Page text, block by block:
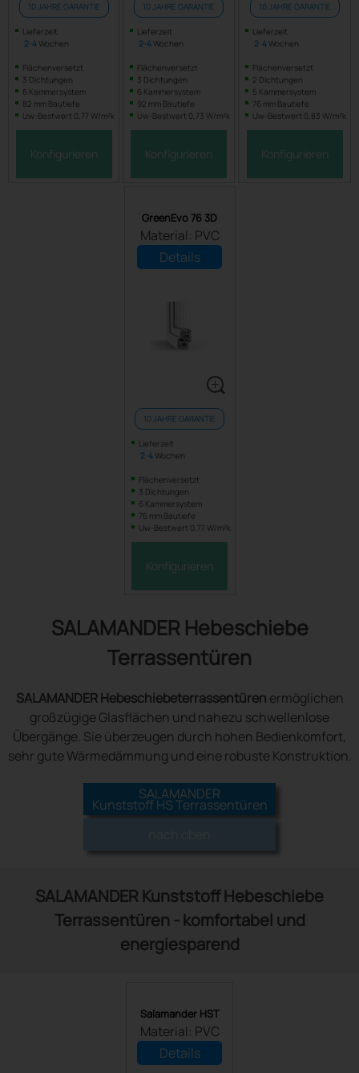
10 JAHRE GARANTIE
Lieferzeit
2 4Wochen
Flächenversetzt
3 Dichtungen
6 Kammersystem
82 mm Bautiefe
Uw-Bestwert 0,77 W/m²k
Konfigurieren
10 JAHRE GARANTIE
Lieferzeit
2 4Wochen
Flächenversetzt
3 Dichtungen
6 Kammersystem
92 mm Bautiefe
Uw-Bestwert 0,73 W/m²k
Konfigurieren
10 JAHRE GARANTIE
Lieferzeit
2 4Wochen
Flächenversetzt
2 Dichtungen
5 Kammersystem
76 mm Bautiefe
Uw-Bestwert 0,83 W/m²k
Konfigurieren
GreenEvo 76 3D
Material: PVC
Details
10 JAHRE GARANTIE
Lieferzeit
2- 4Wochen
Flächenversetzt
3 Dichtungen
6 Kammersystem
76 mm Bautiefe
Uw-Bestwert 0,77 W/m²k
Konfigurieren
SALAMANDER Hebeschiebe
Terrassentüren
SALAMANDER Hebeschiebeterrassentüren ermöglichen
großzügige Glasflächen und nahezu schwellenlose
Übergänge. Sie überzeugen durch hohen Bedienkomfort,
sehr gute Wärmedämmung und eine robuste Konstruktion.
SALAMANDER
Kunststoff HS Terrassentüren
SALAMANDER Kunststoff Hebeschiebe
Terrassentüren - komfortabel und
energiesparend
Salamander HST
Material: PVC
Details